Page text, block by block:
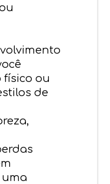
físico ou
de